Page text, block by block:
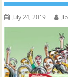
July 24, 2019